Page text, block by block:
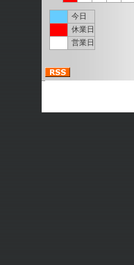
今日
休業日
営業日